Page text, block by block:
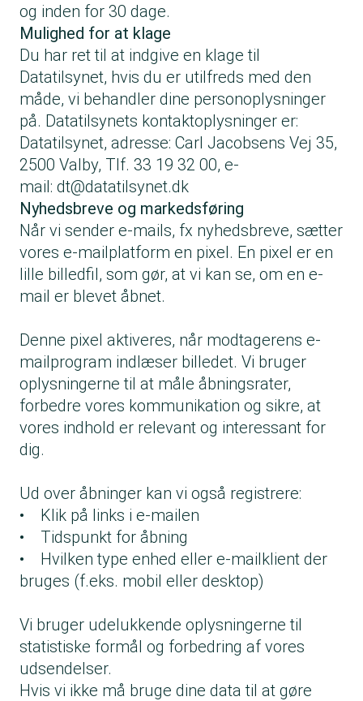
og inden for 30 dage.
Mulighed for at klage
Du har ret til at indgive en klage til
Datatilsynet, hvis du er utilfreds med den
måde, vi behandler dine personoplysninger
på. Datatilsynets kontaktoplysninger er:
Datatilsynet, adresse: Carl Jacobsens Vej 35,
2500 Valby, Tlf. 33 19 32 00, e-
mail: dt@datatilsynet.dk
Nyhedsbreve og markedsføring
Når vi sender e-mails, fx nyhedsbreve, sætter
vores e-mailplatform en pixel. En pixel er en
lille billedfil, som gør, at vi kan se, om en e-
mail er blevet åbnet.
Denne pixel aktiveres, når modtagerens e-
mailprogram indlæser billedet. Vi bruger
oplysningerne til at måle åbningsrater,
forbedre vores kommunikation og sikre, at
vores indhold er relevant og interessant for
dig.
Ud over åbninger kan vi også registrere:
• Klik på links i e-mailen
• Tidspunkt for åbning
• Hvilken type enhed eller e-mailklient der
bruges (f.eks. mobil eller desktop)
Vi bruger udelukkende oplysningerne til
statistiske formål og forbedring af vores
udsendelser.
Hvis vi ikke må bruge dine data til at gøre